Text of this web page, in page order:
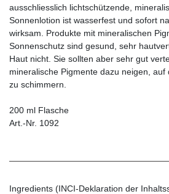
ausschliesslich lichtschützende,
Sonnenlotion ist wasserfest und sofort
wirksam. Produkte mit mineralischen
Sonnenschutz sind gesund, sehr
Haut nicht. Sie sollten aber sehr gut
mineralische Pigmente dazu neigen, auf
zu schimmern.
200 ml Flasche
Art.-Nr. 1092
Ingredients (INCI-Deklaration der